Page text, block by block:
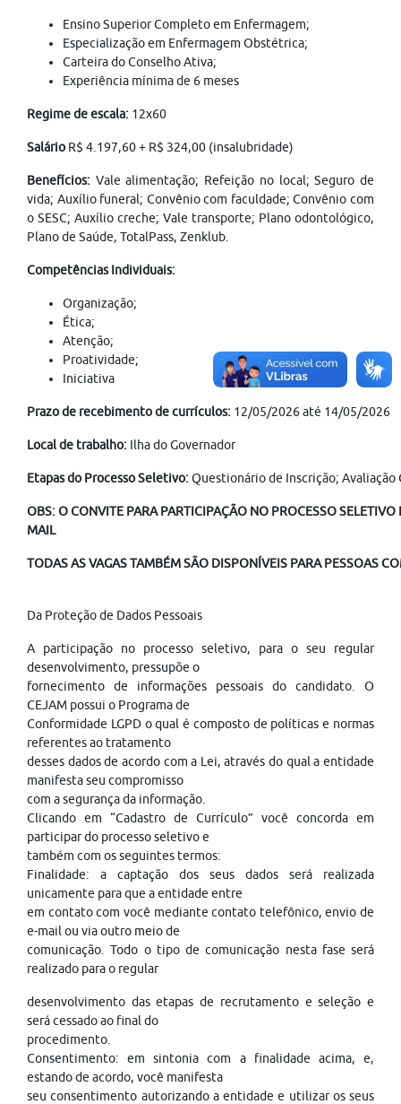
Ensino Superior Completo em Enfermagem;
Especialização em Enfermagem Obstétrica;
Carteira do Conselho Ativa;
Experiência mínima de 6 meses
Regime de escala: 12x60
SalárioR$ 4.197,60 + R$ 324,00 (insalubridade)
Benefícios: Vale alimentação; Refeição no local; Seguro de
vida; Auxílio funeral; Convênio com faculdade; Convênio com
o SESC; Auxílio creche; Vale transporte; Plano odontológico,
Plano de Saúde, TotalPass, Zenklub.
Competências Individuais:
Organização;
Ética;
Atenção;
Proatividade;
Iniciativa
Prazo de recebimento de currículos: 12/05/2026 até 14/05/2026
Local de trabalho: Ilha do Governador
Etapas do Processo Seletivo:Questionário de Inscrição;
OBS: O CONVITE PARA PARTICIPAÇÃO NO PROCESSO SELETIVO
MAIL
TODAS AS VAGAS TAMBÉM SÃO DISPONÍVEIS PARA PESSOAS
Da Proteção de Dados Pessoais
A participação no processo seletivo, para o seu regular
desenvolvimento, pressupõe o
fornecimento de informações pessoais do candidato. O
CEJAM possui o Programa de
Conformidade LGPD o qual é composto de políticas e normas
referentes ao tratamento
desses dados de acordo com a Lei, através do qual a entidade
manifesta seu compromisso
com a segurança da informação.
Clicando em “Cadastro de Currículo” você concorda em
participar do processo seletivo e
também com os seguintes termos:
Finalidade: a captação dos seus dados será realizada
unicamente para que a entidade entre
em contato com você mediante contato telefônico, envio de
e-mail ou via outro meio de
comunicação. Todo o tipo de comunicação nesta fase será
realizado para o regular
desenvolvimento das etapas de recrutamento e seleção e
será cessado ao final do
procedimento.
Consentimento: em sintonia com a finalidade acima, e,
estando de acordo, você manifesta
seu consentimento autorizando a entidade e utilizar os seus